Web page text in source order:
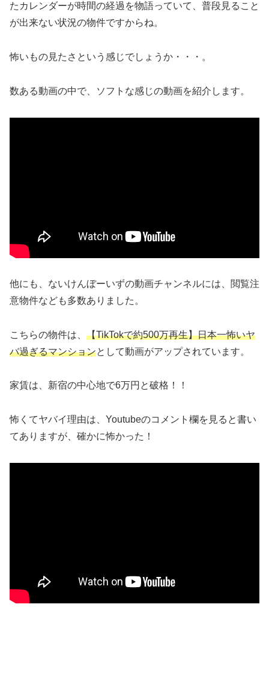
たカレンダーが時間の経過を物語っていて、普段見ること
が出来ない状況の物件ですからね。
怖いもの見たさという感じでしょうか・・・。
数ある動画の中で、ソフトな感じの動画を紹介します。
他にも、ないけんぼーいずの動画チャンネルには、閲覧注
意物件なども多数ありました。
こちらの物件は、 【TikTokで約500万再生】日本一怖いヤ
バ過ぎるマンションとして動画がアップされています。
家賃は、新宿の中心地で6万円と破格！！
怖くてヤバイ理由は、Youtubeのコメント欄を見ると書い
てありますが、確かに怖かった！